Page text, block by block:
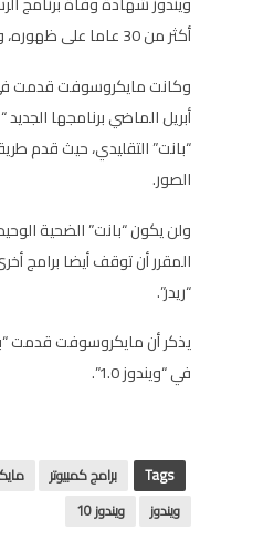
أكثر من 30 عاما على ظهوره، وفقا لتقارير متخصصة.
أبريل الماضي برنامجها
“بانت” التقليدي، حيث قدم
الصور.
ولن يكون “بانت” الضحية
المقرر أن توقف أيضا برامج
“ريدر”.
في “ويندوز 1.0”.
Tags برامج كمبيوتر
ويندوز
ويندوز 10